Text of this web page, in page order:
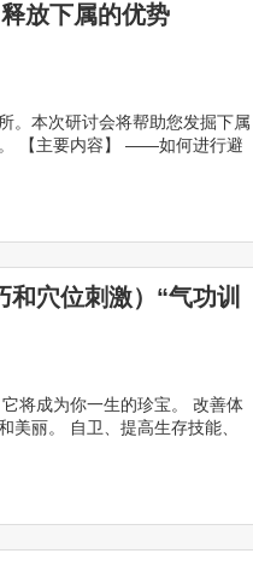
放下属的优势
。本次研讨会将帮助您发掘下属
【主要内容】 ——如何进行避
穴位刺激）“气功训
将成为你一生的珍宝。 改善体
美丽。 自卫、提高生存技能、